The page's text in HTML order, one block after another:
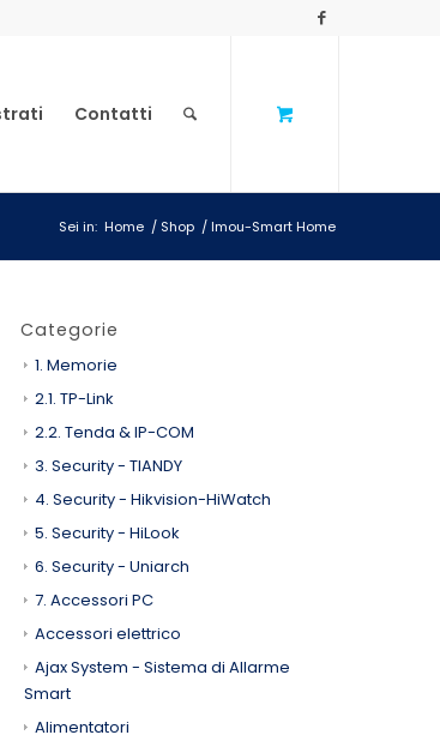
Contatti
Sei in: Home / Shop / Imou-Smart Home
Categorie
1. Memorie
2.1. TP-Link
2.2. Tenda & IP-COM
3. Security - TIANDY
4. Security - Hikvision-HiWatch
5. Security - HiLook
6. Security - Uniarch
7. Accessori PC
Accessori elettrico
Ajax System - Sistema di Allarme
Smart
Alimentatori